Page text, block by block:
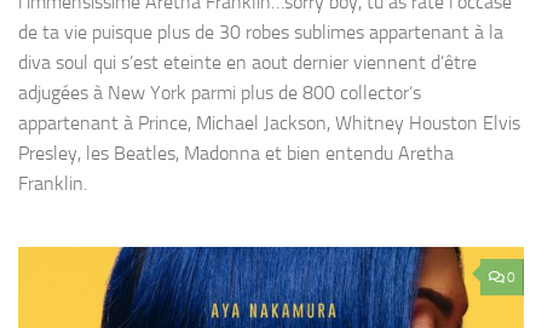
de ta vie puisque plus de 30 robes sublimes appartenant à la
diva soul qui s’est eteinte en aout dernier viennent d’être
adjugées à New York parmi plus de 800 collector’s
appartenant à Prince, Michael Jackson, Whitney Houston Elvis
Presley, les Beatles, Madonna et bien entendu Aretha
Franklin.
0